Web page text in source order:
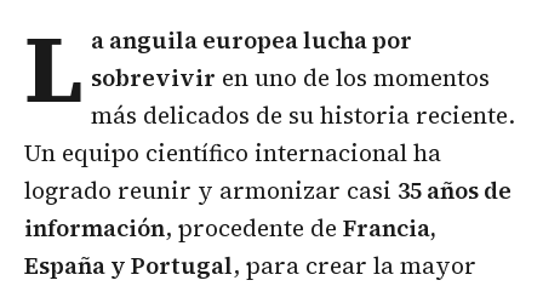
L aanguila europealucha por
sobrevivir en uno de los momentos
más delicados de su historia reciente.
Un equipo científico internacional ha
logrado reunir y armonizar casi 35 años de
información, procedente de Francia,
España y Portugal, para crear la mayor